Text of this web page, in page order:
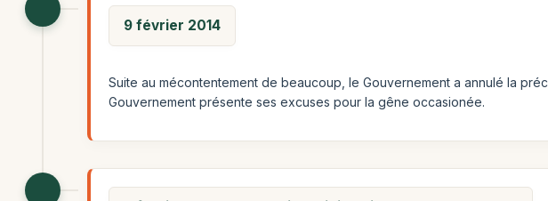
9 février 2014
Suite au mécontentement de beaucoup, le Gouvernement a annulé la
Gouvernement présente ses excuses pour la gêne occasionée.